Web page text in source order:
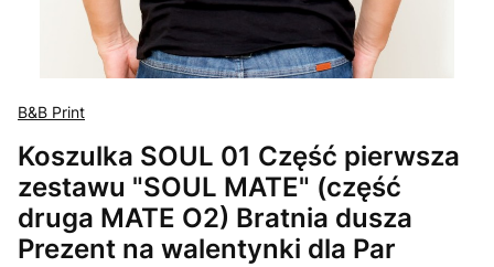
B&B Print
Koszulka SOUL 01 Część pierwsza
zestawu "SOUL MATE" (część
druga MATE O2) Bratnia dusza
Prezent na walentynki dla Par